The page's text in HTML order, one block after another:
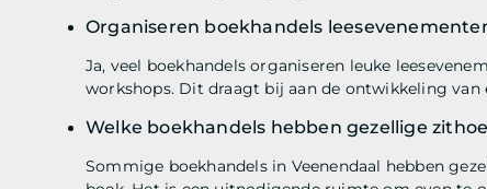
Organiseren boekhandels
Ja, veel boekhandels organiseren leuke
workshops. Dit draagt bij aan de ontwikkeling
Welke boekhandels hebben gezellige
Sommige boekhandels in Veenendaal hebben